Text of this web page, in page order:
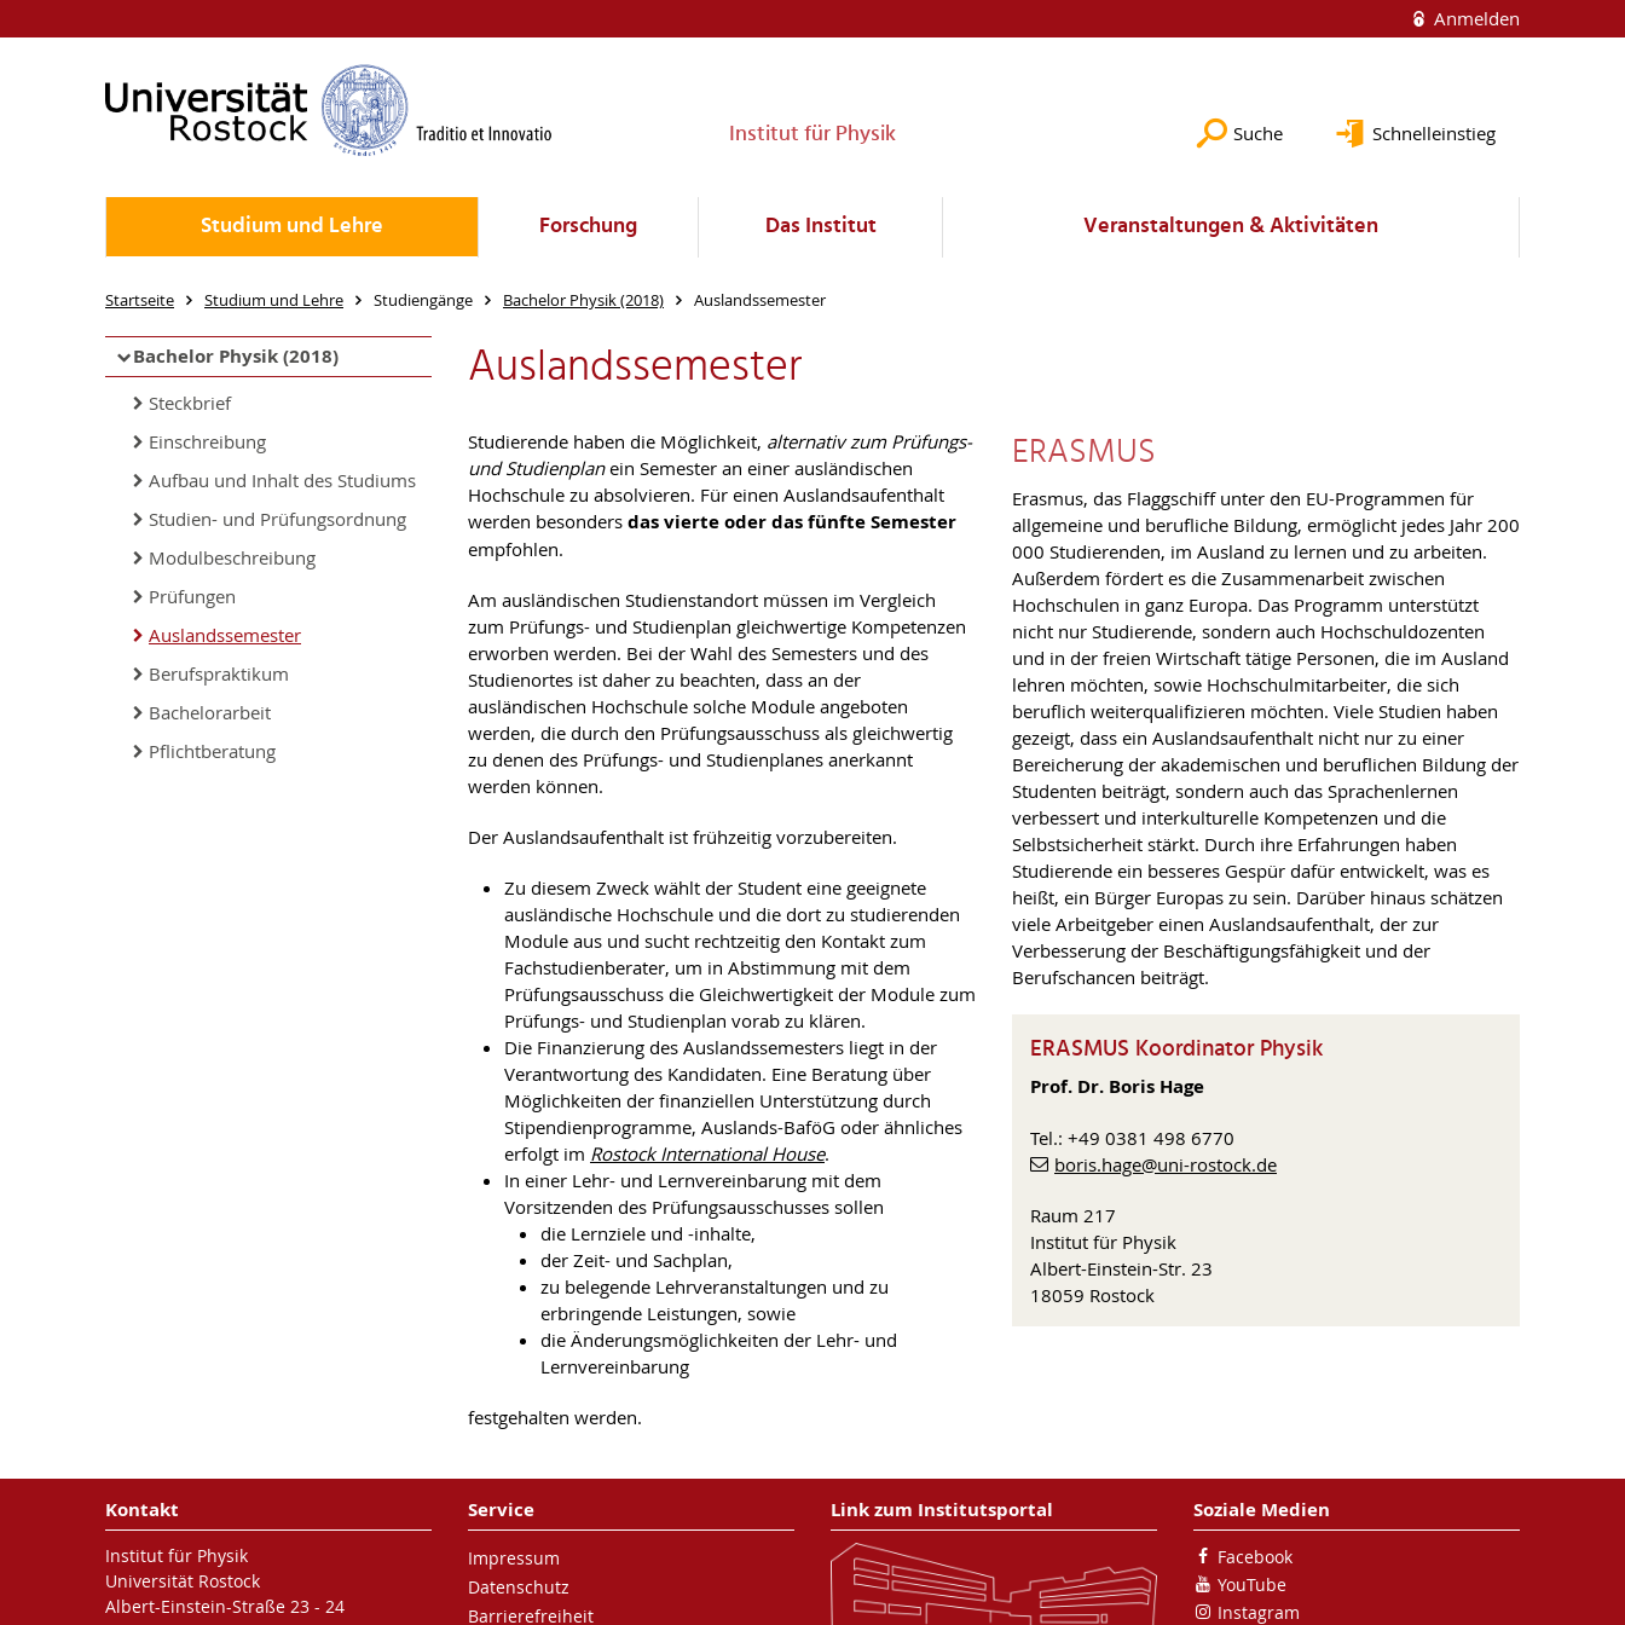
Anmelden
Institut für Physik Suche Schnelleinstieg
Studium und Lehre Forschung Das Institut Veranstaltungen & Aktivitäten
Startseite Studium und Lehre Studiengänge Bachelor Physik (2018) Auslandssemester
Bachelor Physik (2018)
Steckbrief
Einschreibung
Aufbau und Inhalt des Studiums
Studien- und Prüfungsordnung
Modulbeschreibung
Prüfungen
Auslandssemester
Berufspraktikum
Bachelorarbeit
Pflichtberatung
Auslandssemester
Studierende haben die Möglichkeit, alternativ zum Prüfungs-
und Studienplanein Semester an einer ausländischen
Hochschule zu absolvieren. Für einen Auslandsaufenthalt
werden besonders das vierte oder das fünfte Semester
empfohlen.
Am ausländischen Studienstandort müssen im Vergleich
zum Prüfungs- und Studienplan gleichwertige Kompetenzen
erworben werden. Bei der Wahl des Semesters und des
Studienortes ist daher zu beachten, dass an der
ausländischen Hochschule solche Module angeboten
werden, die durch den Prüfungsausschuss als gleichwertig
zu denen des Prüfungs- und Studienplanes anerkannt
werden können.
Der Auslandsaufenthalt ist frühzeitig vorzubereiten.
Zu diesem Zweck wählt der Student eine geeignete
ausländische Hochschule und die dort zu studierenden
Module aus und sucht rechtzeitig den Kontakt zum
Fachstudienberater, um in Abstimmung mit dem
Prüfungsausschuss die Gleichwertigkeit der Module zum
Prüfungs- und Studienplan vorab zu klären.
Die Finanzierung des Auslandssemesters liegt in der
Verantwortung des Kandidaten. Eine Beratung über
Möglichkeiten der finanziellen Unterstützung durch
Stipendienprogramme, Auslands-BaföG oder ähnliches
erfolgt im Rostock International House.
In einer Lehr- und Lernvereinbarung mit dem
Vorsitzenden des Prüfungsausschusses sollen
die Lernziele und -inhalte,
der Zeit- und Sachplan,
zu belegende Lehrveranstaltungen und zu
erbringende Leistungen, sowie
die Änderungsmöglichkeiten der Lehr- und
Lernvereinbarung
festgehalten werden.
ERASMUS
Erasmus, das Flaggschiff unter den EU-Programmen für
allgemeine und berufliche Bildung, ermöglicht jedes Jahr 200
000 Studierenden, im Ausland zu lernen und zu arbeiten.
Außerdem fördert es die Zusammenarbeit zwischen
Hochschulen in ganz Europa. Das Programm unterstützt
nicht nur Studierende, sondern auch Hochschuldozenten
und in der freien Wirtschaft tätige Personen, die im Ausland
lehren möchten, sowie Hochschulmitarbeiter, die sich
beruflich weiterqualifizieren möchten. Viele Studien haben
gezeigt, dass ein Auslandsaufenthalt nicht nur zu einer
Bereicherung der akademischen und beruflichen Bildung der
Studenten beiträgt, sondern auch das Sprachenlernen
verbessert und interkulturelle Kompetenzen und die
Selbstsicherheit stärkt. Durch ihre Erfahrungen haben
Studierende ein besseres Gespür dafür entwickelt, was es
heißt, ein Bürger Europas zu sein. Darüber hinaus schätzen
viele Arbeitgeber einen Auslandsaufenthalt, der zur
Verbesserung der Beschäftigungsfähigkeit und der
Berufschancen beiträgt.
ERASMUS Koordinator Physik
Prof. Dr. Boris Hage
Tel.: +49 0381 498 6770
boris.hage@uni-rostock.de
Raum 217
Institut für Physik
Albert-Einstein-Str. 23
18059 Rostock
Kontakt
Institut für Physik
Universität Rostock
Albert-Einstein-Straße 23 - 24
Service
Impressum
Datenschutz
Barrierefreiheit
Link zum Institutsportal Soziale Medien
Facebook
YouTube
Instagram